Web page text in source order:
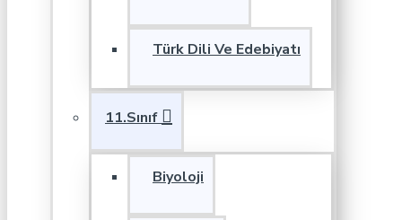
Türk Dili Ve Edebiyatı
11.Sınıf
Biyoloji